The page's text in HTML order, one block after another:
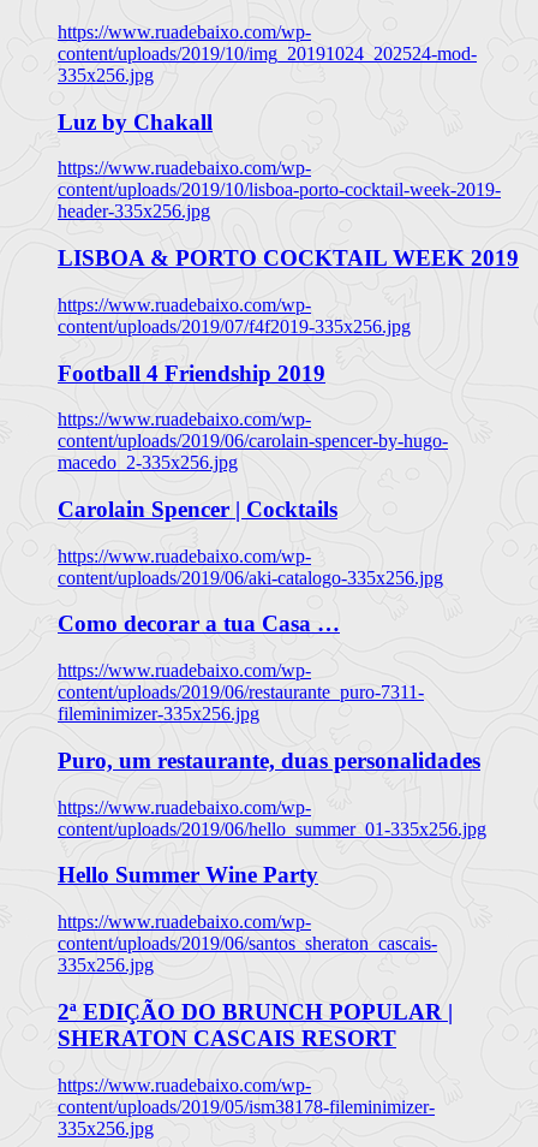
https://www.ruadebaixo.com/wp-
content/uploads/2019/10/img_20191024_202524-mod-
335x256.jpg
Luz by Chakall
https://www.ruadebaixo.com/wp-
content/uploads/2019/10/lisboa-porto-cocktail-week-2019-
header-335x256.jpg
LISBOA & PORTO COCKTAIL WEEK 2019
https://www.ruadebaixo.com/wp-
content/uploads/2019/07/f4f2019-335x256.jpg
Football 4 Friendship 2019
https://www.ruadebaixo.com/wp-
content/uploads/2019/06/carolain-spencer-by-hugo-
macedo_2-335x256.jpg
Carolain Spencer | Cocktails
https://www.ruadebaixo.com/wp-
content/uploads/2019/06/aki-catalogo-335x256.jpg
Como decorar a tua Casa …
https://www.ruadebaixo.com/wp-
content/uploads/2019/06/restaurante_puro-7311-
fileminimizer-335x256.jpg
Puro, um restaurante, duas personalidades
https://www.ruadebaixo.com/wp-
content/uploads/2019/06/hello_summer_01-335x256.jpg
Hello Summer Wine Party
https://www.ruadebaixo.com/wp-
content/uploads/2019/06/santos_sheraton_cascais-
335x256.jpg
2ª EDIÇÃO DO BRUNCH POPULAR |
SHERATON CASCAIS RESORT
https://www.ruadebaixo.com/wp-
content/uploads/2019/05/ism38178-fileminimizer-
335x256.jpg